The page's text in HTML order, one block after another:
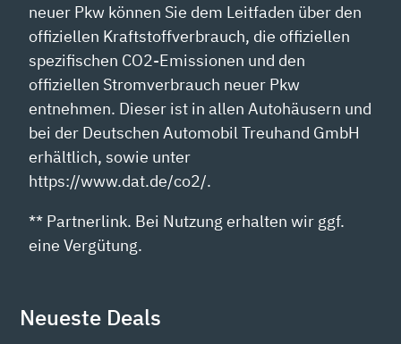
neuer Pkw können Sie dem Leitfaden über den
offiziellen Kraftstoffverbrauch, die offiziellen
spezifischen CO2-Emissionen und den
offiziellen Stromverbrauch neuer Pkw
entnehmen. Dieser ist in allen Autohäusern und
bei der Deutschen Automobil Treuhand GmbH
erhältlich, sowie unter
https://www.dat.de/co2/.
** Partnerlink. Bei Nutzung erhalten wir ggf.
eine Vergütung.
Neueste Deals